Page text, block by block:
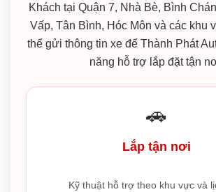
Khách tại Quận 7, Nhà Bè, Bình
Vấp, Tân Bình, Hóc Môn và các khu
thể gửi thông tin xe để Thành Phát
năng hỗ trợ lắp đặt tận
🚗
Lắp tận nơi
Kỹ thuật hỗ trợ theo khu vực và